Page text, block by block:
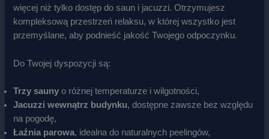
więcej niż tylko dostęp do saun i jacuzzi. Otrzymujesz
kompleksową przestrzeń relaksu, w której wszystko jest
przemyślane, aby podnieść jakość Twojego odpoczynku.
Do Twojej dyspozycji są:
Trzy sauny o różnej temperaturze i wilgotności,
Jacuzzi wewnątrz budynku, dostępne zawsze bez względu
na pogodę,
Łaźnia parowa, idealna do naturalnych peelingów,